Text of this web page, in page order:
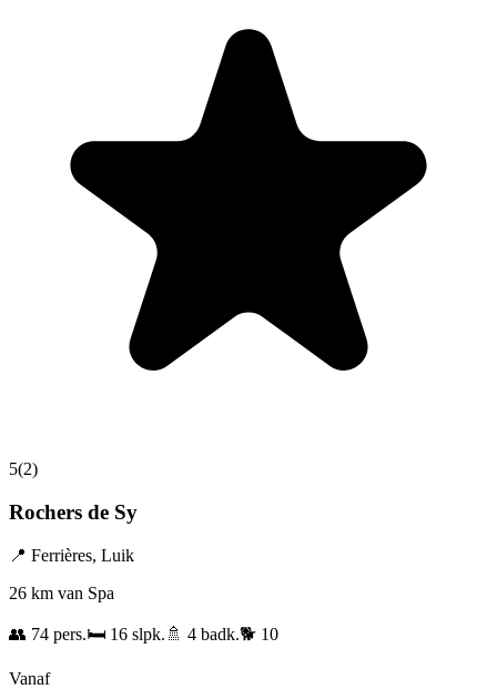
5(2)
Rochers de Sy
📍 Ferrières, Luik
26 km van Spa
👥 74 pers.🛏️ 16 slpk. 🚿 4 badk.🐕 10
Vanaf